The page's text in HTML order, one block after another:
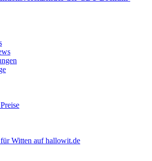
Witten auf hallowit.de